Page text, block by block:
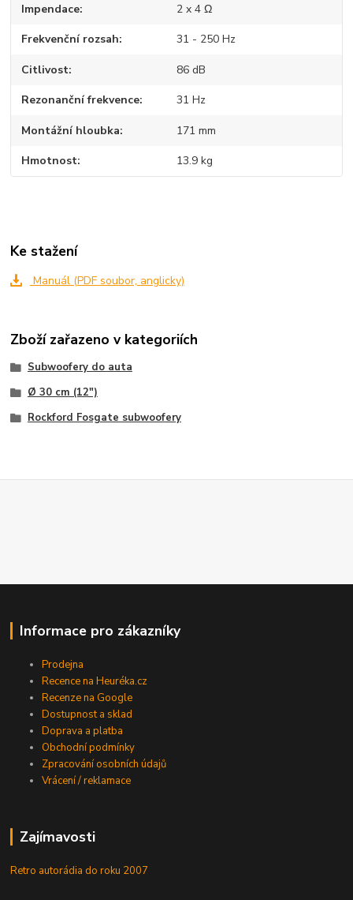
Impendace 2 x 4 Ω
Frekvenční rozsah 31 - 250 Hz
Citlivost 86 dB
Rezonanční frekvence 31 Hz
Montážní hloubka 171 mm
Hmotnost 13.9 kg
Ke stažení
Manuál (PDF soubor, anglicky)
Zboží zařazeno v kategoriích
Subwoofery do auta
Ø 30 cm (12")
Rockford Fosgate subwoofery
Informace pro zákazníky
Prodejna
Recence na Heuréka.cz
Recenze na Google
Dostupnost a sklad
Doprava a platba
Obchodní podmínky
Zpracování osobních údajů
Vrácení / reklamace
Zajímavosti
Retro autorádia do roku 2007